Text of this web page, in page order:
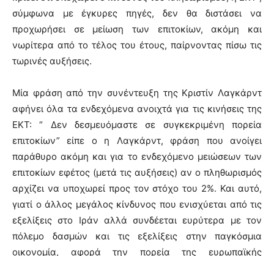
σύμφωνα με έγκυρες πηγές, δεν θα διστάσει να
προχωρήσει σε μείωση των επιτοκίων, ακόμη και
νωρίτερα από το τέλος του έτους, παίρνοντας πίσω τις
τωρινές αυξήσεις.
Μία φράση από την συνέντευξη της Κριστίν Λαγκάρντ
αφήνει όλα τα ενδεχόμενα ανοιχτά για τις κινήσεις της
ΕΚΤ: “ Δεν δεσμευόμαστε σε συγκεκριμένη πορεία
επιτοκίων” είπε ο η Λαγκάρντ, φράση που ανοίγει
παράθυρο ακόμη και για το ενδεχόμενο μειώσεων των
επιτοκίων εφέτος (μετά τις αυξήσεις) αν ο πληθωρισμός
αρχίζει να υποχωρεί προς τον στόχο του 2%. Και αυτό,
γιατί ο άλλος μεγάλος κίνδυνος που ενισχύεται από τις
εξελίξεις στο Ιράν αλλά συνδέεται ευρύτερα με τον
πόλεμο δασμών και τις εξελίξεις στην παγκόσμια
οικονομία, αφορά την πορεία της ευρωπαϊκής